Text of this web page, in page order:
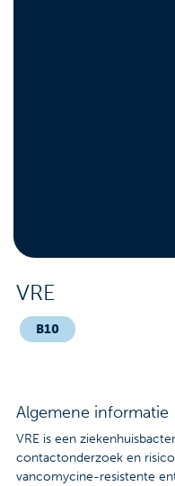
Tarieven
Praktische informatie
VRE
B10
Algemene informatie
VRE is een
contactonderzoek en
vancomycine-resistente